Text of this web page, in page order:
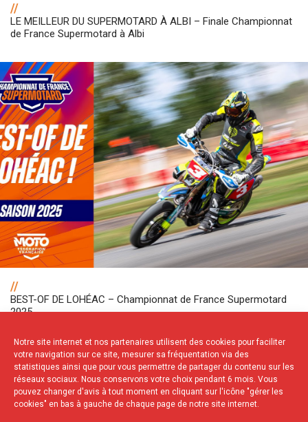
Notre site internet et nos partenaires utilisent des cookies pour faciliter
votre navigation sur ce site, mesurer sa fréquentation via des
statistiques ainsi que pour vous permettre de partager du contenu sur les
réseaux sociaux. Nous conservons votre choix pendant 6 mois. Vous
pouvez changer d'avis à tout moment en cliquant sur l'icône "gérer les
cookies" en bas à gauche de chaque page de notre site internet.
//
LE MEILLEUR DU SUPERMOTARD À ALBI – Finale Championnat
de France Supermotard à Albi
//
BEST-OF DE LOHÉAC – Championnat de France Supermotard
2025
NOS PARTENAIRES